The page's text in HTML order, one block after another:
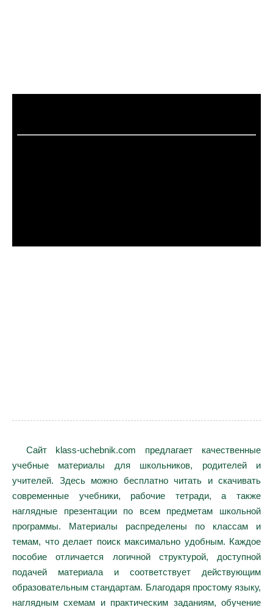
Сайт klass-uchebnik.com предлагает качественные
учебные материалы для школьников, родителей и
учителей. Здесь можно бесплатно читать и скачивать
современные учебники, рабочие тетради, а также
наглядные презентации по всем предметам школьной
программы. Материалы распределены по классам и
темам, что делает поиск максимально удобным. Каждое
пособие отличается логичной структурой, доступной
подачей материала и соответствует действующим
образовательным стандартам. Благодаря простому языку,
наглядным схемам и практическим заданиям, обучение